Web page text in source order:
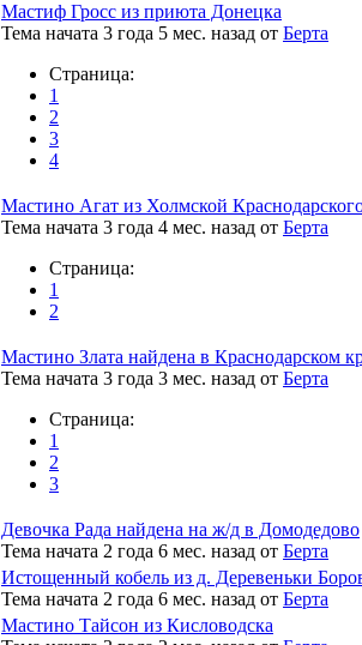
Мастиф Гросс из приюта Донецка
Тема начата 3 года 5 мес. назад от Берта
Страница:
1
2
3
4
Мастино Агат из Холмской
Тема начата 3 года 4 мес. назад от Берта
Страница:
1
2
Мастино Злата найдена в Краснодарском
Тема начата 3 года 3 мес. назад от Берта
Страница:
1
2
3
Девочка Рада найдена на ж/д в Домодедово
Тема начата 2 года 6 мес. назад от Берта
Истощенный кобель из д. Деревеньки
Тема начата 2 года 6 мес. назад от Берта
Мастино Тайсон из Кисловодска